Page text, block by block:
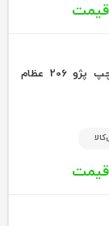
ميل ژامبون (ميل رابط ) چپ پژو 206 عظام